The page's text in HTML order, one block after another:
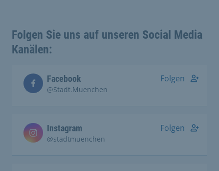
Folgen Sie uns auf unseren Social Media
Kanälen:
Facebook
@Stadt.Muenchen
Folgen
Instagram
@stadtmuenchen
Folgen